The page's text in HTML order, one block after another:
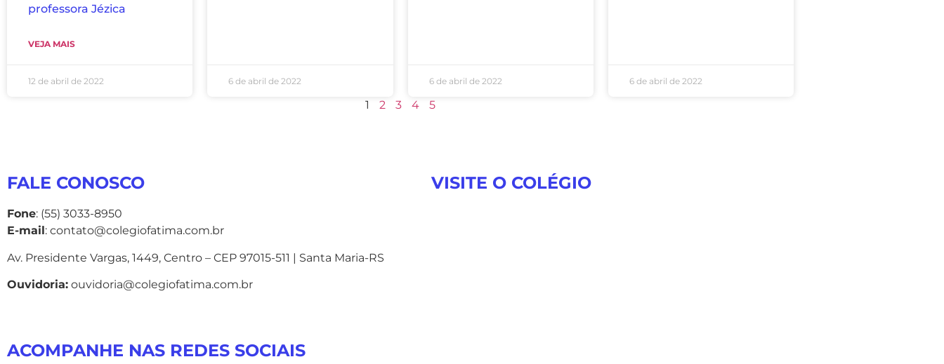
professora Jézica
VEJA MAIS
12 de abril de 2022 6 de abril de 2022 6 de abril de 2022 6 de abril de 2022
1 2 3 4 5
FALE CONOSCO
Fone: (55) 3033-8950
E-mail: contato@colegiofatima.com.br
Av. Presidente Vargas, 1449, Centro – CEP 97015-511 | Santa Maria-RS
Ouvidoria: ouvidoria@colegiofatima.com.br
ACOMPANHE NAS REDES SOCIAIS
VISITE O COLÉGIO